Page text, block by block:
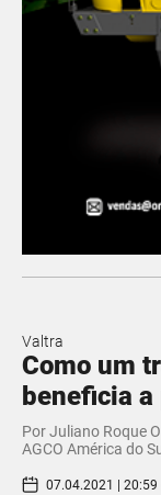
Valtra
Como um
beneficia
Por Juliano Roque
AGCO América do
07.04.2021 | 20:59